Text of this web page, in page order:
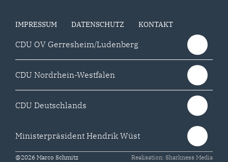
IMPRESSUM DATENSCHUTZ KONTAKT
CDU OV Gerresheim/Ludenberg
CDU Nordrhein-Westfalen
CDU Deutschlands
Ministerpräsident Hendrik Wüst
@2026 Marco Schmitz Realisation: Sharkness Media